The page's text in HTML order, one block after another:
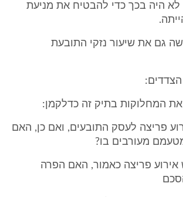
לא היה בכך כדי להבטיח את מניעת
2 הכחישה גם את שיעור נזקי התובעת
את המחלוקות בתיק זה כדלקמן:
פריצה לעסק התובעים, ואם כן, האם
מעורבים בו?
פריצה כאמור, האם הפרה